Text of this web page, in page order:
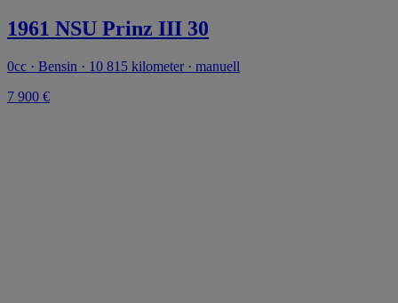
1961 NSU Prinz III 30
0cc · Bensin · 10 815 kilometer · manuell
7 900 €